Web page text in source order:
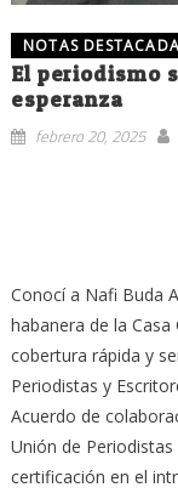
NOTAS
El periodismo
esperanza
febrero 20, 2025
Conocí a Nafi Buda
habanera de la
cobertura rápida y
Periodistas y
Acuerdo de
Unión de Periodistas
certificación en el